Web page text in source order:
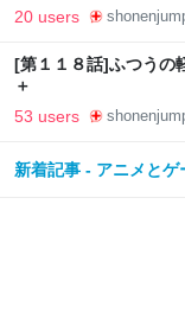
20 users
[第１１８話]ふつうの
＋
53 users
新着記事 - アニメと